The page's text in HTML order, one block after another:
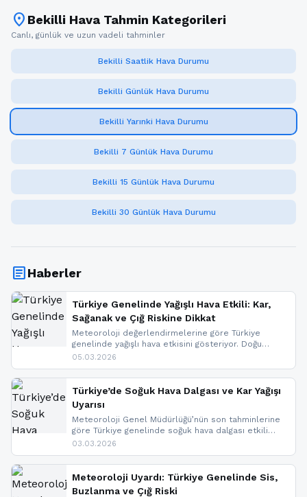
location_on Bekilli Hava Tahmin Kategorileri
Canlı, günlük ve uzun vadeli tahminler
Bekilli Saatlik Hava Durumu
Bekilli Günlük Hava Durumu
Bekilli Yarınki Hava Durumu
Bekilli 7 Günlük Hava Durumu
Bekilli 15 Günlük Hava Durumu
Bekilli 30 Günlük Hava Durumu
articleHaberler
Türkiye Genelinde Yağışlı Hava Etkili: Kar,
Sağanak ve Çığ Riskine Dikkat
Meteoroloji değerlendirmelerine göre Türkiye
genelinde yağışlı hava etkisini gösteriyor. Doğu
bölgelerinde kar yağışı beklenirken Marmara ve
ise çığ tehlikesi bulunuyor. İç kesimlerde sis ve pus
nedeniyle görüş mesafesinde azalma
yaşanabileceği belirtiliyor.
05.03.2026
Türkiye’de Soğuk Hava Dalgası ve Kar Yağışı
Uyarısı
Meteoroloji Genel Müdürlüğü’nün son tahminlerine
göre Türkiye genelinde soğuk hava dalgası etkili
oluyor. Birçok il için kar yağışı ve buzlanma uyarısı
03.03.2026
Meteoroloji Uyardı: Türkiye Genelinde Sis,
Buzlanma ve Çığ Riski